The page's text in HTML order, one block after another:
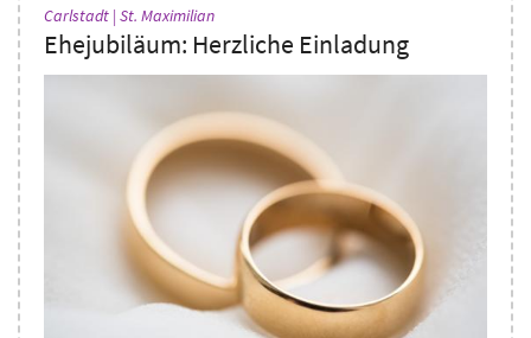
Carlstadt | St. Maximilian:
Ehejubiläum: Herzliche Einladung